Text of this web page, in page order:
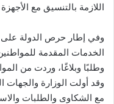
اللازمة بالتنسيق مع الأجهزة
وفي إطار حرص الدولة
وطلبًا وبلاغًا، وردت من
وقد أولت الوزارة والجهات
مع الشكاوى والطلبات